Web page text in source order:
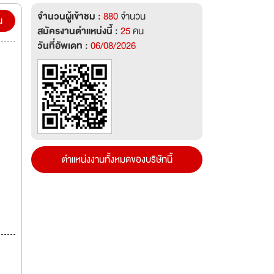
ำกัด
ร์
สวิ
จำนวนผู้เข้าชม :880จำนวน
สมัครงานตำแหน่งนี้ :25คน
วันที่อัพเดท :06/08/2026
ตำแหน่งงานทั้งหมดของบริษัทนี้